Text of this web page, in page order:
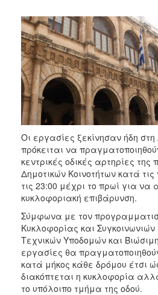
2015
2013
2012
2011
2010
ΔΗΜΟΤΗΣ
ΕΠΙΣΚΕΠΤΗΣ
ΗΡΑΚΛΕΙΟ
Οι εργασίες ξεκίνησαν ήδη
πρόκειται να
κεντρικές οδικές αρτηρίες της
Δημοτικών Κοινοτήτων κατά
τις 23:00 μέχρι το πρωί για να
κυκλοφοριακή επιβάρυνση.
Σύμφωνα με τον
Κυκλοφορίας και
Τεχνικών Υποδομών και
εργασίες θα
κατά μήκος κάθε δρόμου έτσι
διακόπτεται η κυκλοφορία
το υπόλοιπο τμήμα της οδού.